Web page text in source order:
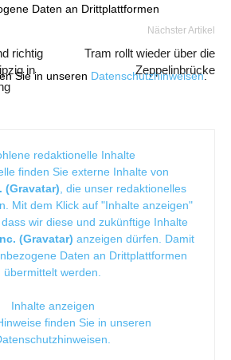
Daten an Drittplattformen
Sie in unseren Datenschutzhinweisen.
richtig
in
Nächster Artikel
Tram rollt wieder über die
Zeppelinbrücke
redaktionelle Inhalte
finden Sie externe Inhalte von
(Gravatar), die unser redaktionelles
Mit dem Klick auf "Inhalte anzeigen"
wir diese und zukünftige Inhalte
(Gravatar) anzeigen dürfen. Damit
Daten an Drittplattformen
übermittelt werden.
Inhalte anzeigen
finden Sie in unseren
.